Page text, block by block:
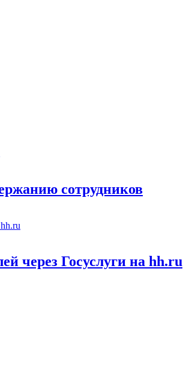
сотрудников
через Госуслуги на hh.ru